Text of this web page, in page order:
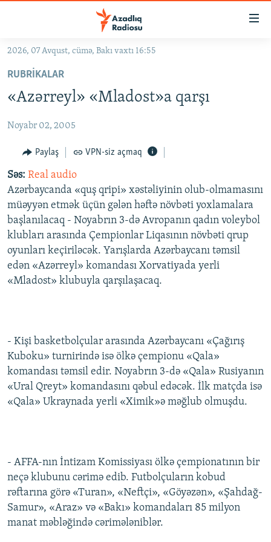
Əsas
qayıt
Əsas
qayıt
KORRUPSIOMETR
#ƏSLINDƏ
FƏRQƏ BAX
QANUNI DOĞRU
ARAŞDIRMA
MULTIMEDIA
VIDEO
FOTOQALEREYA
İNFOQRAFIKA
RADIO ARXIV
OXU ZALI
AZƏRBAYCAN ƏDƏBIYYATI KITABXANASI
HAQQIMIZDA
MISSIYAMIZ
AZADLIQRADIOSU MOBIL TELEFONUNUZDA
BIZIMLƏ ƏLAQƏ
XƏBƏR BÜLLETENLƏRIMIZ
RFE/RL-in bütün saytları
2026, 07 Avqust, cümə, Bakı vaxtı 16:55
RUBRIKALAR
«Azərreyl» «Mladost»a qarşı
Noyabr 02, 2005
Paylaş VPN-siz açmaq
Səs: Real audio
Azərbaycanda «quş qripi» xəstəliyinin olub-olmamasını
müəyyən etmək üçün gələn həftə növbəti yoxlamalara
başlanılacaq - Noyabrın 3-də Avropanın qadın voleybol
klubları arasında Çempionlar Liqasının növbəti qrup
oyunları keçiriləcək. Yarışlarda Azərbaycanı təmsil
edən «Azərreyl» komandası Xorvatiyada yerli
«Mladost» klubuyla qarşılaşacaq.
- Kişi basketbolçular arasında Azərbaycanı «Çağırış
Kuboku» turnirində isə ölkə çempionu «Qala»
komandası təmsil edir. Noyabrın 3-də «Qala» Rusiyanın
«Ural Qreyt» komandasını qəbul edəcək. İlk matçda isə
«Qala» Ukraynada yerli «Ximik»ə məğlub olmuşdu.
- AFFA-nın İntizam Komissiyası ölkə çempionatının bir
neçə klubunu cərimə edib. Futbolçuların kobud
rəftarına görə «Turan», «Neftçi», «Göyəzən», «Şahdağ-
Samur», «Araz» və «Bakı» komandaları 85 milyon
manat məbləğində cərimələniblər.